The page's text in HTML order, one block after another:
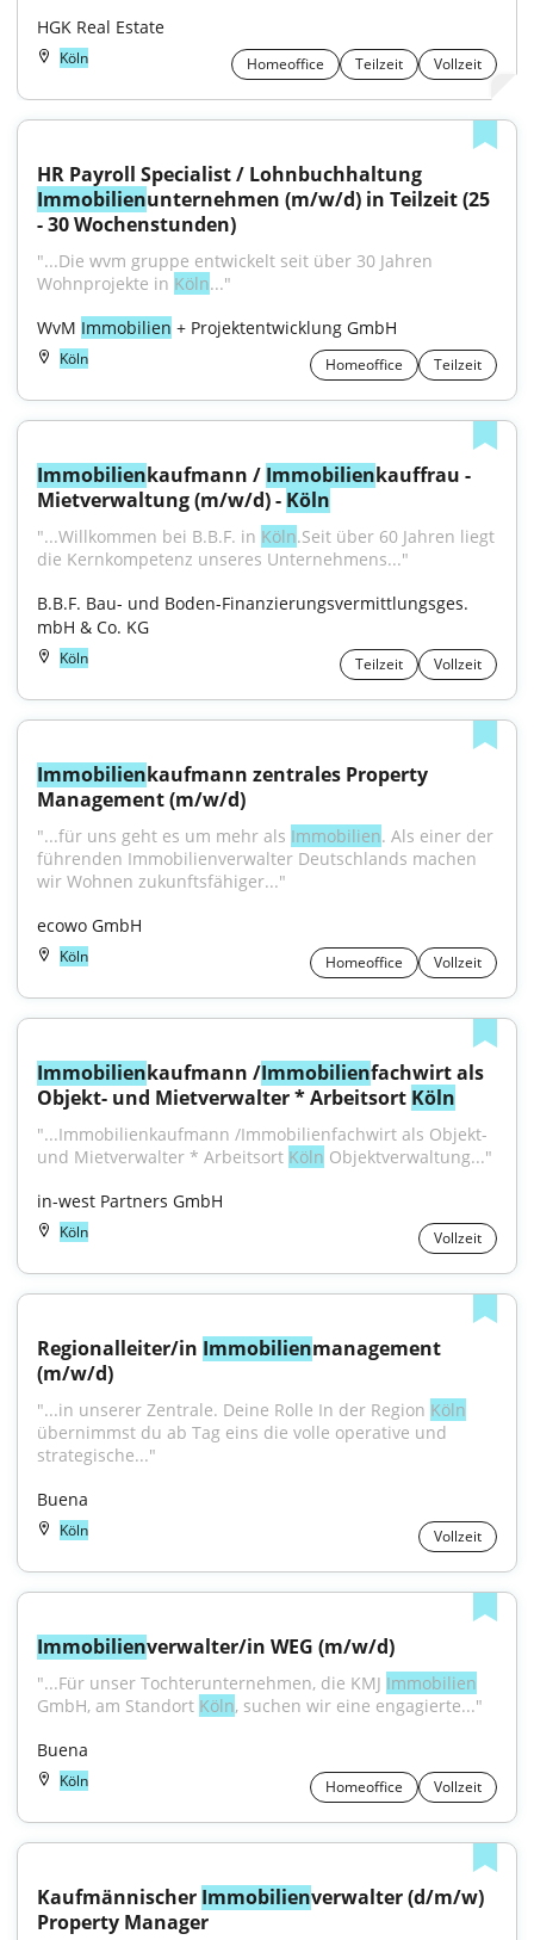
HGK Real Estate
Köln Homeoffice Teilzeit Vollzeit
Immobilienunternehmen (m/w/d) in Teilzeit (25
- 30 Wochenstunden)
"...Die wvm gruppe entwickelt seit über 30 Jahren
Wohnprojekte in Köln..."
WvM Immobilien + Projektentwicklung GmbH
Köln Homeoffice Teilzeit
Immobilienkaufmann / Immobilienkauffrau -
Mietverwaltung (m/w/d) - Köln
"...Willkommen bei B.B.F. in Köln.Seit über 60 Jahren liegt
die Kernkompetenz unseres Unternehmens..."
B.B.F. Bau- und Boden-Finanzierungsvermittlungsges.
mbH & Co. KG
Köln Teilzeit Vollzeit
Immobilienkaufmann zentrales Property
Management (m/w/d)
"...für uns geht es um mehr als Immobilien. Als einer der
führenden Immobilienverwalter Deutschlands machen
wir Wohnen zukunftsfähiger..."
ecowo GmbH
Köln Homeoffice Vollzeit
Immobilienkaufmann /Immobilienfachwirt als
Objekt- und Mietverwalter * Arbeitsort Köln
"...Immobilienkaufmann /Immobilienfachwirt als Objekt-
und Mietverwalter * Arbeitsort Köln Objektverwaltung..."
in-west Partners GmbH
Köln Vollzeit
Regionalleiter/in Immobilienmanagement
(m/w/d)
"...in unserer Zentrale. Deine Rolle In der Region Köln
übernimmst du ab Tag eins die volle operative und
strategische..."
Buena
Köln Vollzeit
Immobilienverwalter/in WEG (m/w/d)
"...Für unser Tochterunternehmen, die KMJ Immobilien
GmbH, am Standort Köln, suchen wir eine engagierte..."
Buena
Köln Homeoffice Vollzeit
Kaufmännischer Immobilienverwalter (d/m/w)
Property Manager